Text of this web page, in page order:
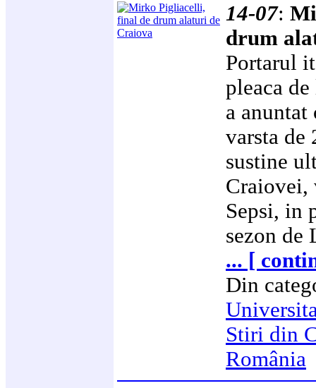
14-07:
drum
Portarul
pleaca
a
varsta de
sustine
Craiovei,
Sepsi, in
sezon de
... [
Din
Stiri din
România